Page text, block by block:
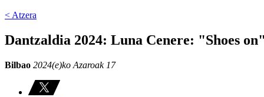
< Atzera
Dantzaldia 2024: Luna Cenere: "Shoes
Bilbao 2024(e)ko Azaroak 17